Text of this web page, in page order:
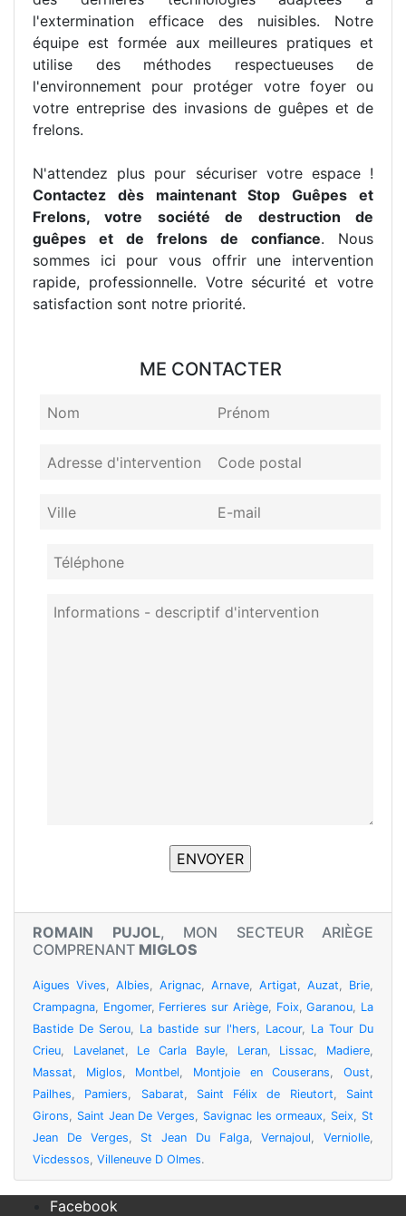
l'extermination efficace des nuisibles. Notre
équipe est formée aux meilleures pratiques et
utilise des méthodes respectueuses de
l'environnement pour protéger votre foyer ou
votre entreprise des invasions de guêpes et de
frelons.
N'attendez plus pour sécuriser votre espace !
Contactez dès maintenant Stop Guêpes et
Frelons, votre société de destruction de
guêpes et de frelons de confiance. Nous
sommes ici pour vous offrir une intervention
rapide, professionnelle. Votre sécurité et votre
satisfaction sont notre priorité.
ME CONTACTER
ROMAIN PUJOL, MON SECTEUR ARIÈGE
COMPRENANT MIGLOS
Aigues Vives, Albies, Arignac, Arnave, Artigat, Auzat, Brie,
Crampagna, Engomer, Ferrieres sur Ariège, Foix,Garanou, La
Bastide De Serou, La bastide sur l'hers, Lacour, La Tour Du
Crieu, Lavelanet, Le Carla Bayle, Leran, Lissac, Madiere,
Massat, Miglos, Montbel, Montjoie en Couserans,Oust,
Pailhes, Pamiers, Sabarat, Saint Félix de Rieutort, Saint
Girons, Saint Jean De Verges, Savignac les ormeaux, Seix, St
Jean De Verges, St Jean Du Falga,Vernajoul, Verniolle,
Vicdessos, Villeneuve D Olmes.
Facebook